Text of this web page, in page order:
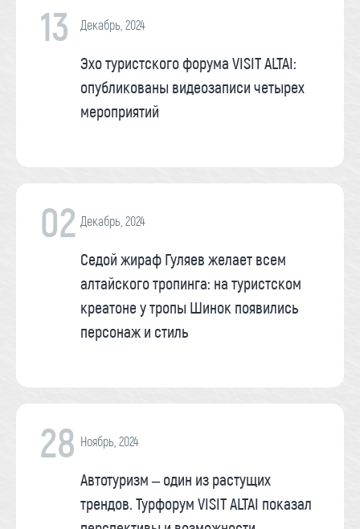
13 Декабрь, 2024
Эхо туристского форума VISIT ALTAI:
опубликованы видеозаписи четырех
мероприятий
02 Декабрь, 2024
Седой жираф Гуляев желает всем
алтайского тропинга: на туристском
креатоне у тропы Шинок появились
персонаж и стиль
28 Ноябрь, 2024
Автотуризм – один из растущих
трендов. Турфорум VISIT ALTAI показал